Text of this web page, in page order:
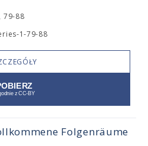
79-88
1-79-88
Folgenräume